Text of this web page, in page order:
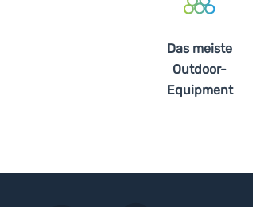
Das meiste
Outdoor-
Equipment